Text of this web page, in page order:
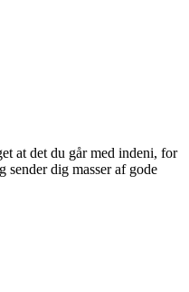
at det du går med indeni, for
dig masser af gode